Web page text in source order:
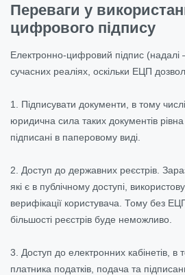
Переваги у
цифрового підпису
Електронно-цифровий підпис
сучасних реаліях, оскільки ЕЦП
1. Підписувати документи, в тому
юридична сила таких документів
підписані в паперовому виді.
2. Доступ до державних реєстрів.
які є в публічному доступі,
верифікації користувача. Тому без
більшості реєстрів буде неможливо.
3. Доступ до електронних кабінетів, в
платника податків, подача та